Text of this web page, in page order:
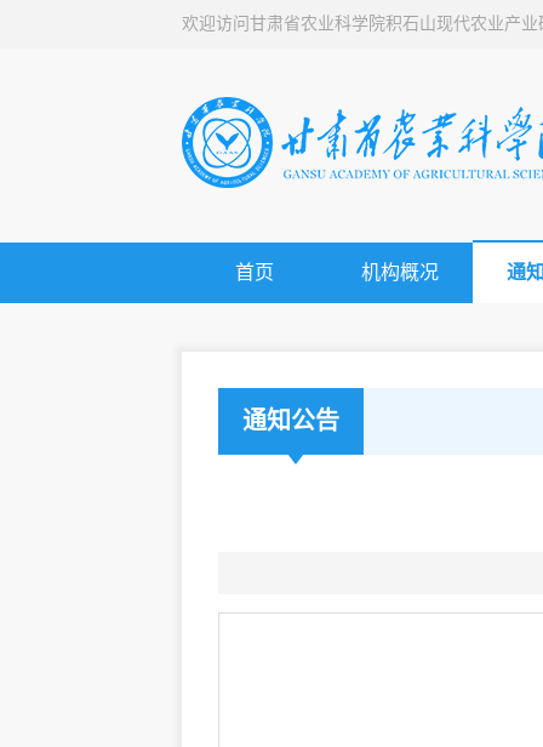
欢迎访问甘肃省农业科学院积石山现代农业产业
首页 机构概况 通
通知公告